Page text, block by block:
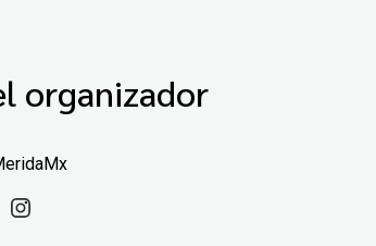
organizador